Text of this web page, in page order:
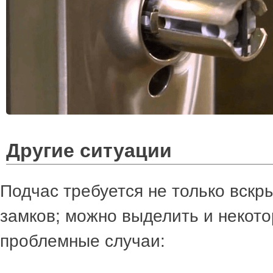
Другие ситуации
Подчас требуется не только
замков; можно выделить и
проблемные случаи: